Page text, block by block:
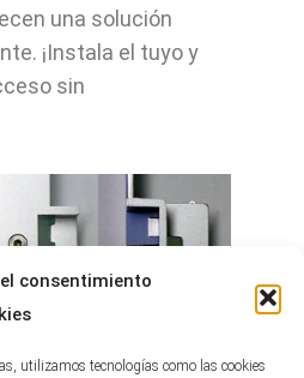
consentimiento
utilizamos tecnologías como las cookies
una solución
¡Instala el tuyo y
sin